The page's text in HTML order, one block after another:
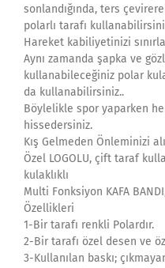
sonlandığında, ters
polarlı tarafı
Hareket kabiliyetinizi
Aynı zamanda şapka ve
kullanabileceğiniz polar
da kullanabilirsiniz..
Böylelikle spor yaparken
hissedersiniz.
Kış Gelmeden Önleminizi
Özel LOGOLU, çift taraf
kulaklıklı
Multi Fonksiyon KAFA
Özellikleri
1-Bir tarafı renkli Polardır.
2-Bir tarafı özel desen ve
3-Kullanılan baskı;